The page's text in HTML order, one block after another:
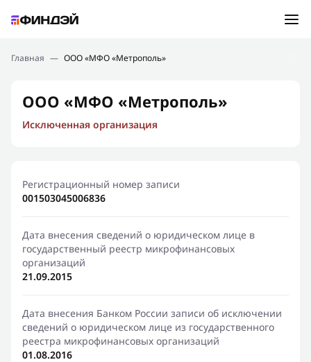
Подбор займа
Новости
Финансовое просвещение
Главная — ООО «МФО «Метрополь»
ООО «МФО «Метрополь»
Исключенная организация
Регистрационный номер записи
001503045006836
Дата внесения сведений о юридическом лице в
государственный реестр микрофинансовых
организаций
21.09.2015
Дата внесения Банком России записи об исключении
сведений о юридическом лице из государственного
реестра микрофинансовых организаций
01.08.2016
Ошибка:Контактная форма не найдена.
Спасибо, что написали нам
Мы свяжемся с Вами в ближайшее время и сообщим
результат
Отправить новый запрос